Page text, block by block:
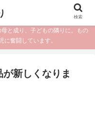
成り、子どもの隣りに。もの
に奮闘しています。
新しくなりま
検索